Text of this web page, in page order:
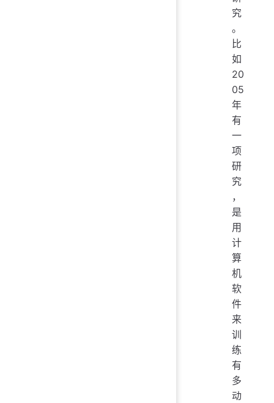
究
。
比
如
20
05
年
有
一
项
研
究
，
是
用
计
算
机
软
件
来
训
练
有
多
动